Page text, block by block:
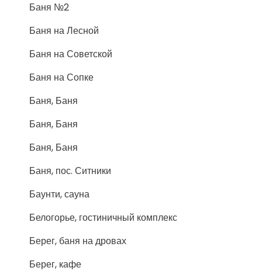
Баня №2
Баня на Лесной
Баня на Советской
Баня на Сопке
Баня, Баня
Баня, Баня
Баня, Баня
Баня, пос. Ситники
Баунти, сауна
Белогорье, гостиничный комплекс
Берег, баня на дровах
Берег, кафе